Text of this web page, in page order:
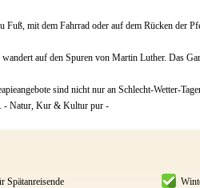
mit dem Fahrrad oder auf dem Rücken der
auf den Spuren von Martin Luther. Das
sind nicht nur an Schlecht-Wetter-
- Natur, Kur & Kultur pur -
Spätanreisende